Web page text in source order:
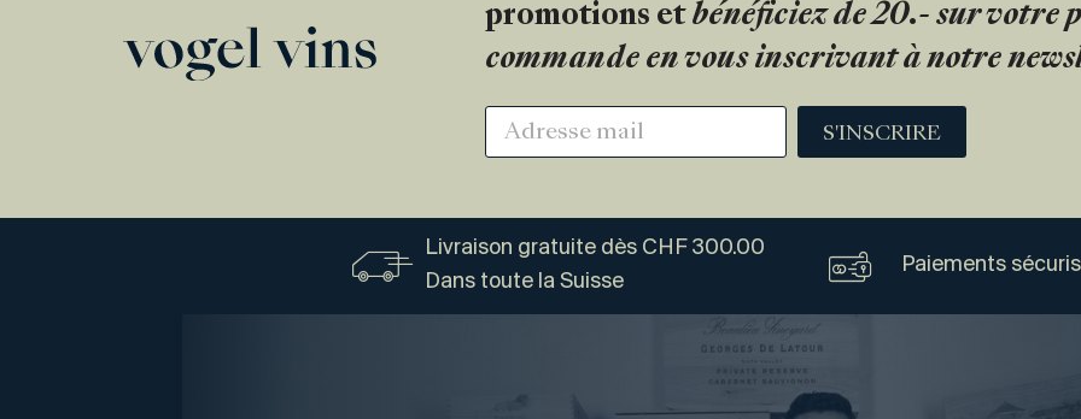
promotions et bénéficiez de 20.- sur votre
commande en vous inscrivant à notre
S'INSCRIRE
Livraison gratuite dès CHF 300.00
Dans toute la Suisse
Paiements
Vogel
Vins